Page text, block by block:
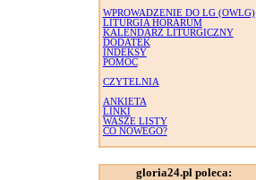
WPROWADZENIE DO LG (OWLG)
LITURGIA HORARUM
KALENDARZ LITURGICZNY
DODATEK
INDEKSY
POMOC
CZYTELNIA
ANKIETA
LINKI
WASZE LISTY
CO NOWEGO?
gloria24.pl poleca: